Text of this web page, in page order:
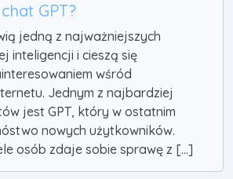
GPT?
jedną z najważniejszych
inteligencji i cieszą się
wśród
Jednym z najbardziej
jest GPT, który w ostatnim
nowych użytkowników.
osób zdaje sobie sprawę z [...]